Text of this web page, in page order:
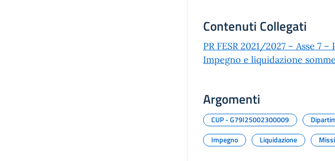
Contenuti Collegati
PR FESR 2021/2027 – Asse 7
Impegno e liquidazione somme
Argomenti
CUP - G79I25002300009
Impegno
Liquidazione